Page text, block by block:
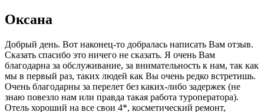
Оксана
Добрый день. Вот наконец-то добралась написать Вам отзыв.
Сказать спасибо это ничего не сказать. Я очень Вам
благодарна за обслуживание, за внимательность к нам, так как
мы в первый раз, таких людей как Вы очень редко встретишь.
Очень благодарны за перелет без каких-либо задержек (не
знаю повезло нам или правда такая работа туроператора).
Отель хороший на все свои 4*, косметический ремонт,